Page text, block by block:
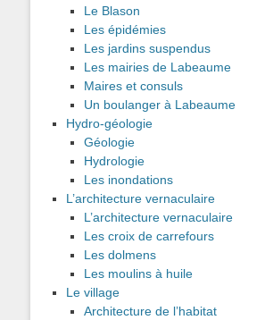
Le Blason
Les épidémies
Les jardins suspendus
Les mairies de Labeaume
Maires et consuls
Un boulanger à Labeaume
Hydro-géologie
Géologie
Hydrologie
Les inondations
L’architecture vernaculaire
L’architecture vernaculaire
Les croix de carrefours
Les dolmens
Les moulins à huile
Le village
Architecture de l’habitat